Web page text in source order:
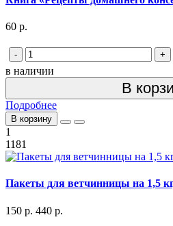
60 р.
- +
в наличии
В
Подробнее
В корзину
1
1181
Пакеты для ветчинницы на 1,5
150 р. 440 р.